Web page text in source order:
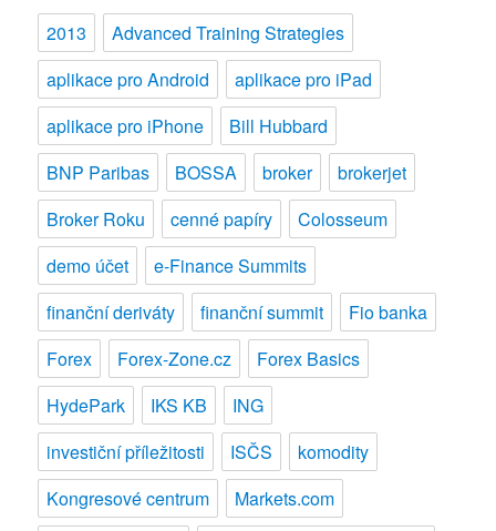
služba
pro
tradery
TeleTRADE
2013
Advanced Training Strategies
aplikace pro Android
aplikace pro iPad
aplikace pro iPhone
Bill Hubbard
BNP Paribas
BOSSA broker
brokerjet
Broker Roku
cenné papíry
Colosseum
demo účet
e-Finance Summits
finanční deriváty
finanční summit
Fio banka
Forex
Forex-Zone.cz
Forex Basics
HydePark
IKS KB
ING
investiční příležitosti
ISČS
komodity
Kongresové centrum
Markets.com